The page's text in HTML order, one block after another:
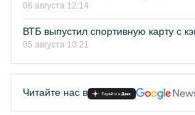
06 августа 12:14
ВТБ выпустил спортивную карту с
05 августа 10:21
Читайте нас в